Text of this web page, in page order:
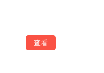
查看